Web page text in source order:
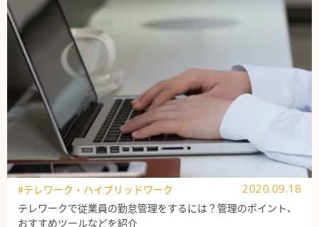
テレワークで従業員の勤怠管理をするには？管理のポイント、
おすすめツールなどを紹介
#テレワーク・ハイブリッドワーク 2020.09.18